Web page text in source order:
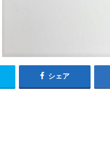
シェア